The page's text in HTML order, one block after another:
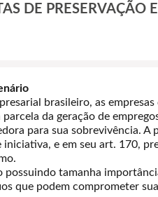
DE PRESERVAÇÃO
brasileiro, as
da geração de
para sua sobrevivência.
iniciativa, e em seu art. 170,
possuindo tamanha
que podem comprometer